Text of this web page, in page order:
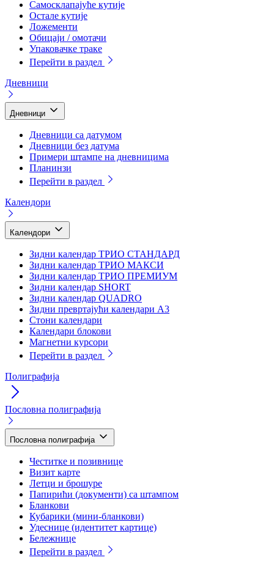
Самосклапајуће кутије
Остале кутије
Ложементи
Обицаји / омотачи
Упаковачке траке
Перейти в раздел
Дневници
Дневници
Дневници са датумом
Дневници без датума
Примери штампе на дневницима
Планинзи
Перейти в раздел
Календори
Календори
Зидни календар ТРИО СТАНДАРД
Зидни календар ТРИО МАКСИ
Зидни календар ТРИО ПРЕМИУМ
Зидни календар SHORT
Зидни календар QUADRO
Зидни превртајући календари А3
Стони календари
Календари блокови
Магнетни курсори
Перейти в раздел
Полиграфија
Пословна полиграфија
Пословна полиграфија
Честитке и позивнице
Визит карте
Летци и брошуре
Папирићи (документи) са штампом
Бланкови
Кубарики (мини-бланкови)
Удеснице (идентитет картице)
Бележнице
Перейти в раздел